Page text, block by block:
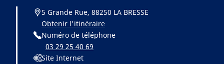
5 Grande Rue, 88250 LA BRESSE
Obtenir l'itinéraire
Numéro de téléphone
03 29 25 40 69
Site Internet